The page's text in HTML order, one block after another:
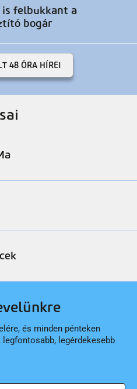
is felbukkant a
bogár
48 ÓRA HÍREI
és minden pénteken
legérdekesebb